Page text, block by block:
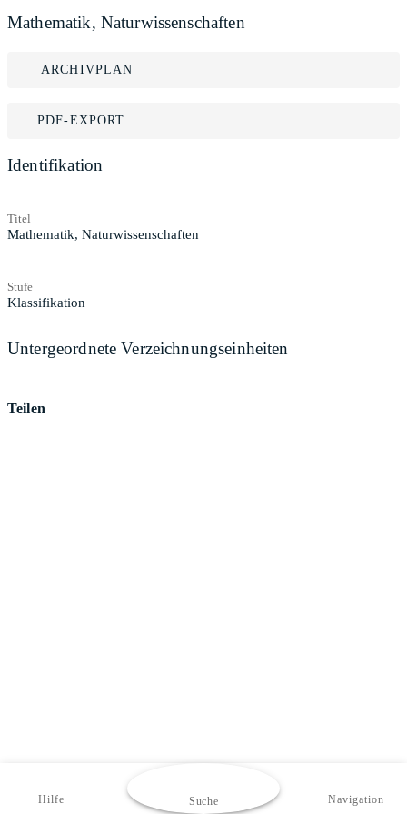
Mathematik, Naturwissenschaften
ARCHIVPLAN
PDF-EXPORT
Identifikation
Titel
Mathematik, Naturwissenschaften
Stufe
Klassifikation
Untergeordnete Verzeichnungseinheiten
Teilen
Hilfe Suche Navigation